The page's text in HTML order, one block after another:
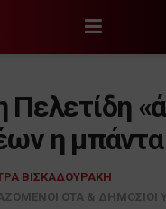
η μπάντα
ΒΙΣΚΑΔΟΥΡΑΚΗ
ΟΤΑ & ΔΗΜΟΣΙΟΙ